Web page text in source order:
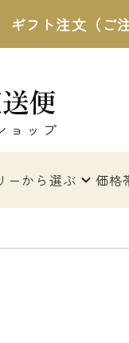
ギフト注文（
ーから選ぶ 価格